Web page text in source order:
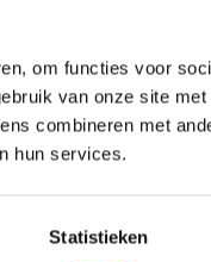
om functies voor
van onze site
combineren met
hun services.
Statistieken
Mascot